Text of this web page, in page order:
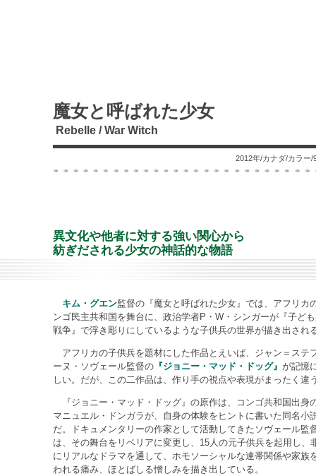
魔女と呼ばれた少女
Rebelle / War Witch
2012年/カナダ/カラー
異文化や他者に対する強い関心から
紡ぎだされる少女の神話的な物語
キム・グエン監督の『魔女と呼ばれた少女』では、アフリカ
ンゴ民主共和国を舞台に、政治学者P・W・シンガーが『子ど
戦争』で浮き彫りにしているような子供兵の世界が描き出され
アフリカの子供兵を題材にした作品とえいば、ジャン＝ステ
ーヌ・ソヴェール監督の 『ジョニー・マッド・ドッグ』 が記憶
しい。だが、この二作品は、作り手の視点や表現がまったく違
『ジョニー・マッド・ドッグ』の原作は、コンゴ共和国出身
マニュエル・ドンガラが、自身の体験をヒントに書いた同名小
だ。ドキュメンタリーの作家として活動してきたソヴェール監
は、その舞台をリベリアに変更し、15人の元子供兵を起用し、
にリアルなドラマを通して、ホモソーシャルな連帯関係や家族
われる痛み、ほとばしる憎しみを描き出している。